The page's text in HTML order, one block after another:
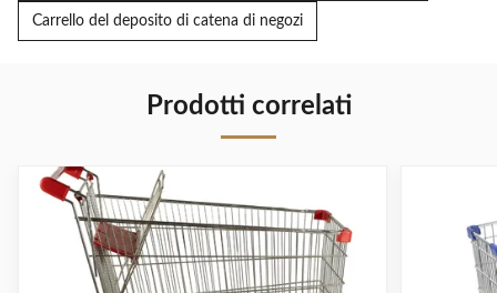
Carrello del deposito di catena di negozi
Prodotti correlati